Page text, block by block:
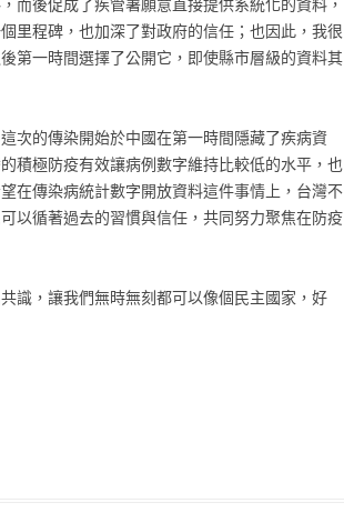
里程碑，也加深了對政府的信任；也因此，我很
第一時間選擇了公開它，即使縣市層級的資料其
次的傳染開始於中國在第一時間隱藏了疾病資
積極防疫有效讓病例數字維持比較低的水平，也
在傳染病統計數字開放資料這件事情上，台灣不
以循著過去的習慣與信任，共同努力聚焦在防疫
識，讓我們無時無刻都可以像個民主國家，好